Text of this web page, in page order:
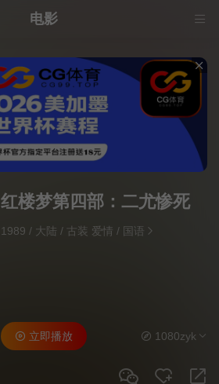
电影
红楼梦第四部：二尤惨死
1989 / 大陆 / 古装 爱情 / 国语
立即播放 1080zyk